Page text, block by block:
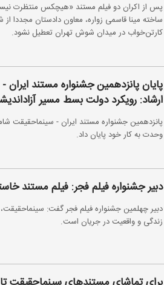
پس از اکران دو فیلم مستند «هیچکس منتظرت
ساخته مینا قاسمی زواره، معاون دادستان مجددا
کارتن‌خواب در میدان شوش تهران تعطیل نشود.
پایان پانزدهمین جشنواره مستند ایران
ارشاد: رویکرد دولت بسط مسیر
پانزدهمین جشنواره مستند ایران - سینماحقیقت
وحدت به کار خود پایان داد.
دبیر جشنواره فیلم فجر: فیلم مستند
دبیر چهلمین جشنواره فیلم فجر گفت:
زندگی و واقعیت در جریان است.